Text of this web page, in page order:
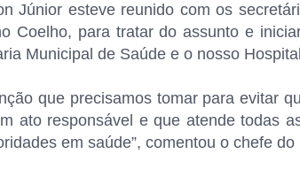
Júnior esteve reunido com os
Coelho, para tratar do assunto e
Municipal de Saúde e o nosso
que precisamos tomar para evitar
ato responsável e que atende todas
em saúde”, comentou o chefe